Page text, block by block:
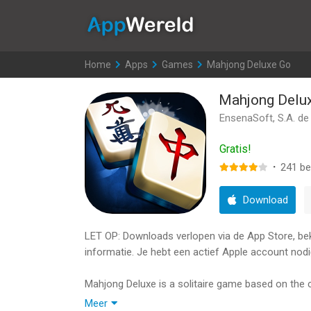
Home >
Apps >
Games >
Mahjong Deluxe Go
Mahjong
EnsenaSoft, S.A. de
Gratis!
· 241
Download
LET OP: Downloads verlopen via de App Store,
informatie. Je hebt een actief Apple account
Mahjong Deluxe is a solitaire game based on
the tiles from the board. It includes 13 lovely
Meer